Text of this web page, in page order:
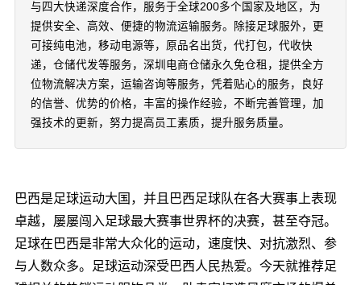
与四大快递深度合作，服务于全球200多个国家及地区，为
提供安全、高效、便捷的物流运输服务。除接足球服外，更
可接纯电池，移动电源等，原品名出货，代打包，代收快
递，仓储代发等服务，深圳电商仓储永久免仓租，提供全方
位物流解决方案，运输咨询等服务，凭着贴心的服务，良好
的信誉、优势的价格，丰富的操作经验，不断完善管理，加
强技术的更新，努力提高员工素质，提升服务质量。
巴西是足球运动大国，并且巴西足球队在各大赛事上表现
卓越，屡屡闯入足球最大赛事世界杯的决赛，甚至夺冠。
足球在巴西是非常大众化的运动，速度快、对抗激烈、参
与人数众多。足球运动深受巴西人民热爱。今天就推荐足